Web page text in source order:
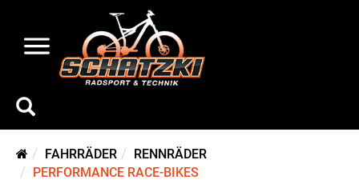
FAHRRÄDER
RENNRÄDER
PERFORMANCE RACE-BIKES